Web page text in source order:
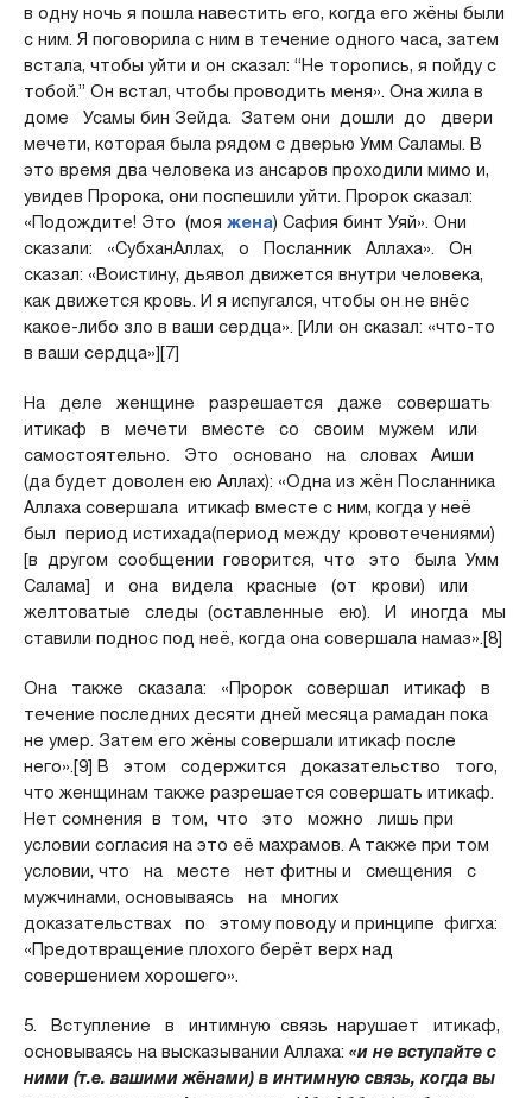
в одну ночь я пошла навестить его, когда его жёны были
с ним. Я поговорила с ним в течение одного часа, затем
встала, чтобы уйти и он сказал: “Не торопись, я пойду с
тобой.” Он встал, чтобы проводить меня». Она жила в
доме Усамы бин Зейда. Затем они дошли до двери
мечети, которая была рядом с дверью Умм Саламы. В
это время два человека из ансаров проходили мимо и,
увидев Пророка, они поспешили уйти. Пророк сказал:
«Подождите! Это (моя жена) Сафия бинт Уяй». Они
сказали: «СубханАллах, о Посланник Аллаха». Он
сказал: «Воистину, дьявол движется внутри человека,
как движется кровь. И я испугался, чтобы он не внёс
какое-либо зло в ваши сердца». [Или он сказал: «что-то
в ваши сердца»][7]
На деле женщине разрешается даже совершать
итикаф в мечети вместе со своим мужем или
самостоятельно. Это основано на словах Аиши
(да будет доволен ею Аллах): «Одна из жён Посланника
Аллаха совершала итикаф вместе с ним, когда у неё
был период истихада(период между кровотечениями)
[в другом сообщении говорится, что это была Умм
Салама] и она видела красные (от крови) или
желтоватые следы (оставленные ею). И иногда мы
ставили поднос под неё, когда она совершала намаз».[8]
Она также сказала: «Пророк совершал итикаф в
течение последних десяти дней месяца рамадан пока
не умер. Затем его жёны совершали итикаф после
него».[9] В этом содержится доказательство того,
что женщинам также разрешается совершать итикаф.
Нет сомнения в том, что это можно лишь при
условии согласия на это её махрамов. А также при том
условии, что на месте нет фитны и смещения с
мужчинами, основываясь на многих
доказательствах по этому поводу и принципе фигха:
«Предотвращение плохого берёт верх над
совершением хорошего».
5. Вступление в интимную связь нарушает итикаф,
основываясь на высказывании Аллаха: «и не вступайте с
ними (т.е. вашими жёнами) в интимную связь, когда вы